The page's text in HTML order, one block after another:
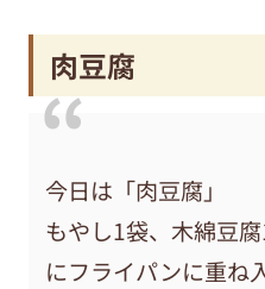
肉豆腐
今日は「肉豆腐」
もやし1袋、木綿豆
にフライパンに重ね